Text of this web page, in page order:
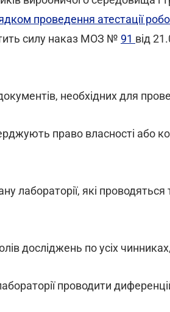
проведення атестації
силу наказ МОЗ № 91 від
необхідних для
право власності або
лабораторії, які
досліджень по усіх
проводити